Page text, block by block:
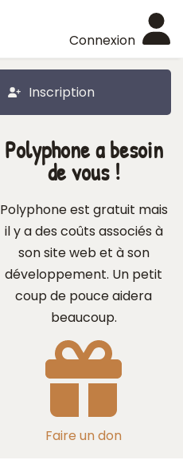
Connexion
Inscription
Polyphone a besoin
de vous !
Polyphone est gratuit mais
il y a des coûts associés à
son site web et à son
développement. Un petit
coup de pouce aidera
beaucoup.
Faire un don